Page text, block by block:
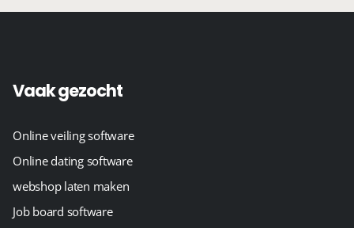
Vaak gezocht
Online veiling software
Online dating software
webshop laten maken
Job board software